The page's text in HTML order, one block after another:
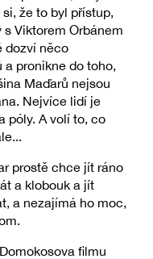
že to byl přístup,
Viktorem Orbánem
dozví něco
pronikne do toho,
Maďarů nejsou
Nejvíce lidí je
póly. A volí to, co
prostě chce jít ráno
a klobouk a jít
a nezajímá ho moc,
filmu